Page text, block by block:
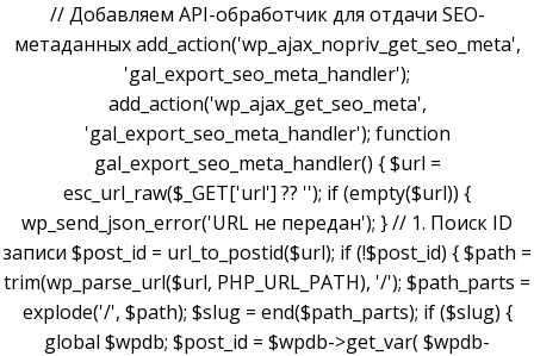
// Добавляем API-обработчик для отдачи SEO-
метаданных add_action('wp_ajax_nopriv_get_seo_meta',
'gal_export_seo_meta_handler');
add_action('wp_ajax_get_seo_meta',
'gal_export_seo_meta_handler'); function
gal_export_seo_meta_handler() { $url =
esc_url_raw($_GET['url'] ?? ''); if (empty($url)) {
wp_send_json_error('URL не передан'); } // 1. Поиск ID
записи $post_id = url_to_postid($url); if (!$post_id) { $path =
trim(wp_parse_url($url, PHP_URL_PATH), '/'); $path_parts =
explode('/', $path); $slug = end($path_parts); if ($slug) {
global $wpdb; $post_id = $wpdb->get_var( $wpdb-